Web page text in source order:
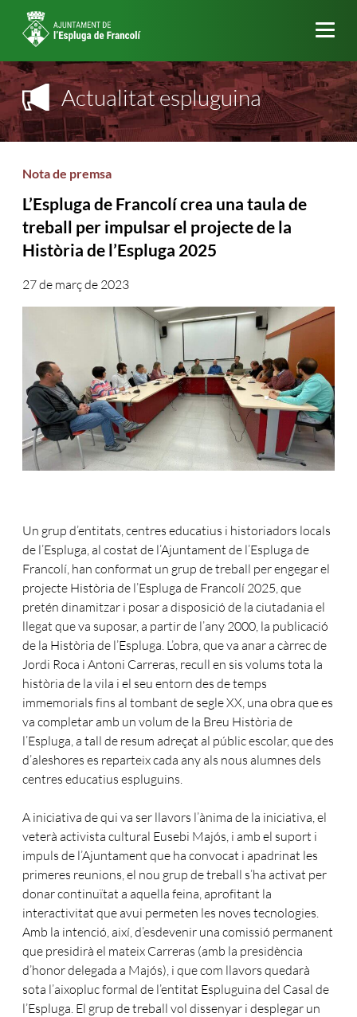
Actualitat espluguina
Nota de premsa
L’Espluga de Francolí crea una taula de
treball per impulsar el projecte de la
Història de l’Espluga 2025
27 de març de 2023
Un grup d’entitats, centres educatius i historiadors locals
de l’Espluga, al costat de l’Ajuntament de l’Espluga de
Francolí, han conformat un grup de treball per engegar el
projecte Història de l’Espluga de Francolí 2025, que
pretén dinamitzar i posar a disposició de la ciutadania el
llegat que va suposar, a partir de l’any 2000, la publicació
de la Història de l’Espluga. L’obra, que va anar a càrrec de
Jordi Roca i Antoni Carreras, recull en sis volums tota la
història de la vila i el seu entorn des de temps
immemorials fins al tombant de segle XX, una obra que es
va completar amb un volum de la Breu Història de
l’Espluga, a tall de resum adreçat al públic escolar, que des
d’aleshores es reparteix cada any als nous alumnes dels
centres educatius espluguins.
A iniciativa de qui va ser llavors l’ànima de la iniciativa, el
veterà activista cultural Eusebi Majós, i amb el suport i
impuls de l’Ajuntament que ha convocat i apadrinat les
primeres reunions, el nou grup de treball s’ha activat per
donar continuïtat a aquella feina, aprofitant la
interactivitat que avui permeten les noves tecnologies.
Amb la intenció, així, d’esdevenir una comissió permanent
que presidirà el mateix Carreras (amb la presidència
d’honor delegada a Majós), i que com llavors quedarà
sota l’aixopluc formal de l’entitat Espluguina del Casal de
l’Espluga. El grup de treball vol dissenyar i desplegar un